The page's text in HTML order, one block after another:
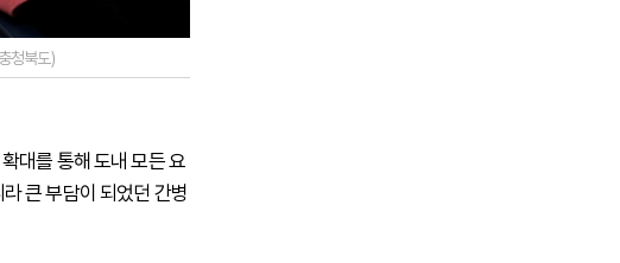
청북도)
대를 통해 도내 모든 요
큰 부담이 되었던 간병